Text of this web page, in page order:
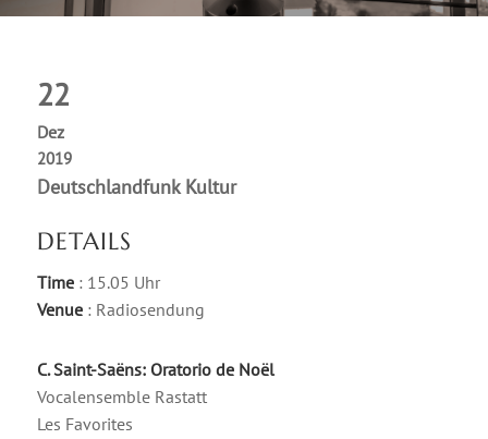
22
Dez
2019
Deutschlandfunk Kultur
DETAILS
Time : 15.05 Uhr
Venue : Radiosendung
C. Saint-Saëns: Oratorio de Noël
Vocalensemble Rastatt
Les Favorites